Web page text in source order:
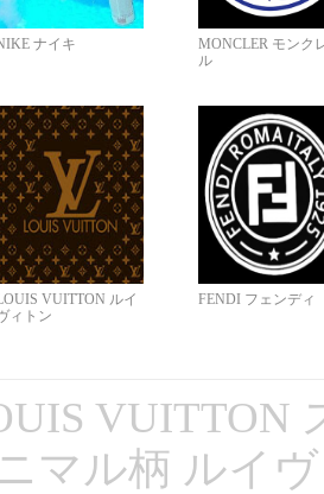
ナイキ
MONCLER モンク
ル
VUITTON ルイ
ィトン
FENDI フェンディ
VUITTON
マル柄 ルイ